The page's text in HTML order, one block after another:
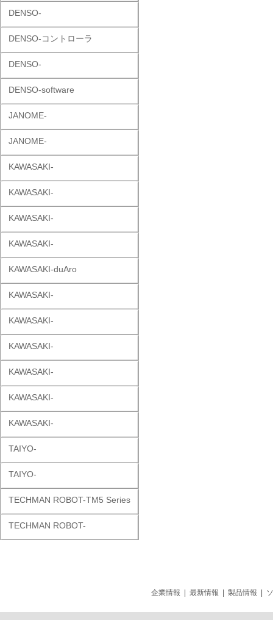
DENSO-
DENSO-コントローラ
DENSO-
DENSO-software
JANOME-
JANOME-
KAWASAKI-
KAWASAKI-
KAWASAKI-
KAWASAKI-
KAWASAKI-duAro
KAWASAKI-
KAWASAKI-
KAWASAKI-
KAWASAKI-
KAWASAKI-
KAWASAKI-
TAIYO-
TAIYO-
TECHMAN ROBOT-TM5 Series
TECHMAN ROBOT-
企業情報 最新情報 製品情報